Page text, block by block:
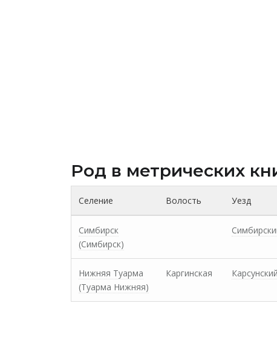
Род в метрических
Селение Волость Уезд
Симбирск
(Симбирск)
Нижняя Туарма
(Туарма Нижняя)
Каргинская Карсунский